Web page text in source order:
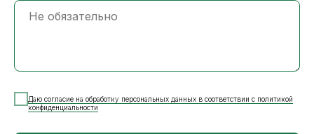
Даю согласие на обработку персональных данных в соответствии с политикой
конфиденциальности